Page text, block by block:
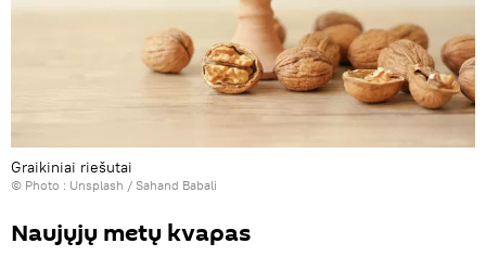
Graikiniai riešutai
© Photo : Unsplash / Sahand Babali
Naujųjų metų kvapas